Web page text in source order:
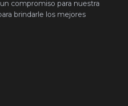
compromiso para nuestra
brindarle los mejores